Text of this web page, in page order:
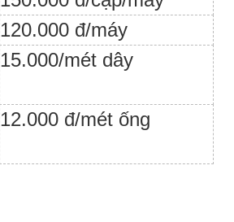
120.000 đ/máy
15.000/mét dây
12.000 đ/mét ống